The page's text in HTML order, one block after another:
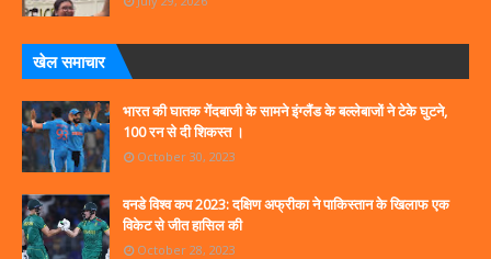
खेल समाचार
भारत की घातक गेंदबाजी के सामने इंग्लैंड के बल्लेबाजों ने टेके घुटने,
100 रन से दी शिकस्त ।
October 30, 2023
वनडे विश्व कप 2023: दक्षिण अफ्रीका ने पाकिस्तान के खिलाफ एक
विकेट से जीत हासिल की
October 28, 2023